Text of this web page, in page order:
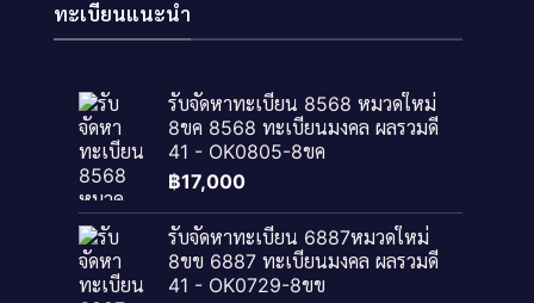
ทะเบียนแนะนำ
รับจัดหาทะเบียน 8568 หมวดใหม่
8ขค 8568 ทะเบียนมงคล ผลรวมดี
41 - OK0805-8ขค
฿17,000
รับจัดหาทะเบียน 6887หมวดใหม่
8ขข 6887 ทะเบียนมงคล ผลรวมดี
41 - OK0729-8ขข